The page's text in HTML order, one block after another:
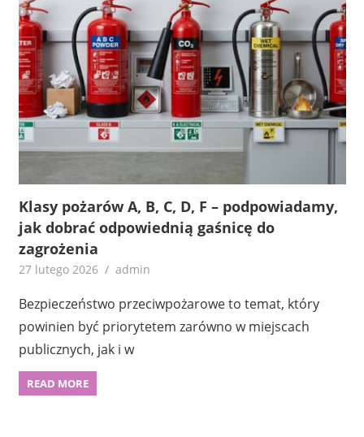
Klasy pożarów A, B, C, D, F – podpowiadamy,
jak dobrać odpowiednią gaśnicę do
zagrożenia
27 lutego 2026 admin
Bezpieczeństwo przeciwpożarowe to temat, który
powinien być priorytetem zarówno w miejscach
publicznych, jak i w
READ MORE